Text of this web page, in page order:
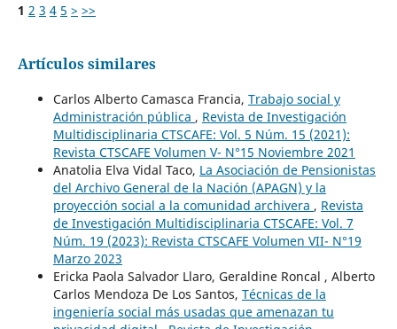
1 2 3 4 5 > >>
Artículos similares
Carlos Alberto Camasca Francia, Trabajo social y
Administración pública , Revista de Investigación
Multidisciplinaria CTSCAFE: Vol. 5 Núm. 15 (2021):
Revista CTSCAFE Volumen V- N°15 Noviembre 2021
Anatolia Elva Vidal Taco, La Asociación de Pensionistas
del Archivo General de la Nación (APAGN) y la
proyección social a la comunidad archivera , Revista
de Investigación Multidisciplinaria CTSCAFE: Vol. 7
Núm. 19 (2023): Revista CTSCAFE Volumen VII- N°19
Marzo 2023
Ericka Paola Salvador Llaro, Geraldine Roncal , Alberto
Carlos Mendoza De Los Santos, Técnicas de la
ingeniería social más usadas que amenazan tu